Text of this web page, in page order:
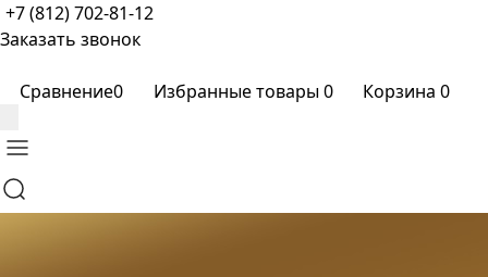
+7 (812) 702-81-12
Заказать звонок
Сравнение0 Избранные товары0 Корзина 0